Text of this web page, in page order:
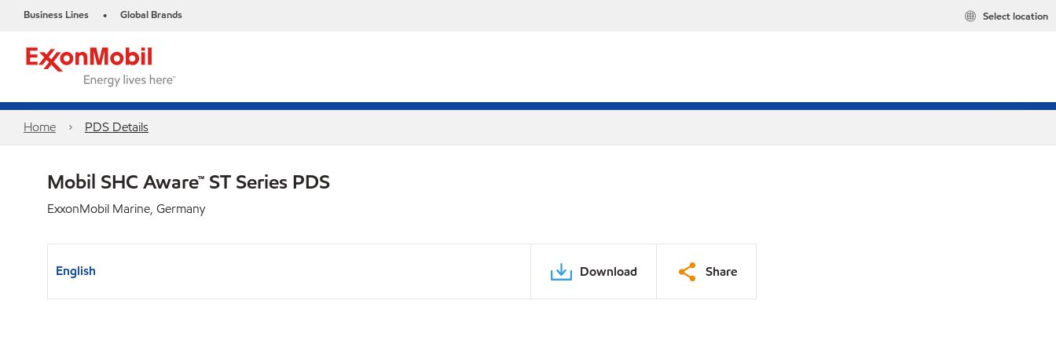
Business Lines • Global Brands Select location
Home PDS Details
Mobil SHC Aware™ ST Series PDS
ExxonMobil Marine, Germany
English Download Share